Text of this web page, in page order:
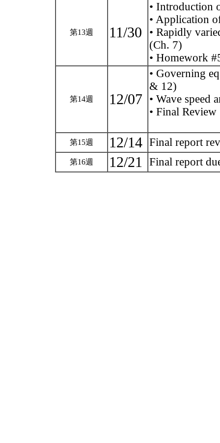
第13週 11/30
• Introduction
• Application
• Rapidly
(Ch. 7)
• Homework
第14週 12/07
• Governing
& 12)
• Wave speed
• Final Review
第15週 12/14 Final report
第16週 12/21 Final report